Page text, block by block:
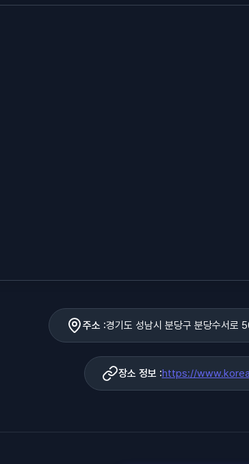
주소 :경기도 성남시 분당구 분당수서로
장소 정보 :https://